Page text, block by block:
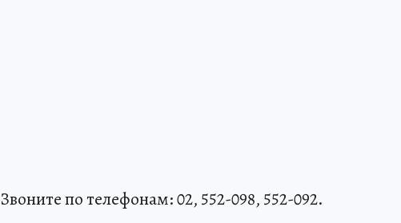
по телефонам: 02, 552-098, 552-092.